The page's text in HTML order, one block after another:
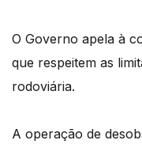
O Governo apela à
que respeitem as
rodoviária.
A operação de